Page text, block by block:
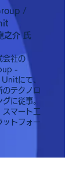
/
介 氏
会社の
-
にて、
のテクノロ
に従事。
スマート工
ットフォー